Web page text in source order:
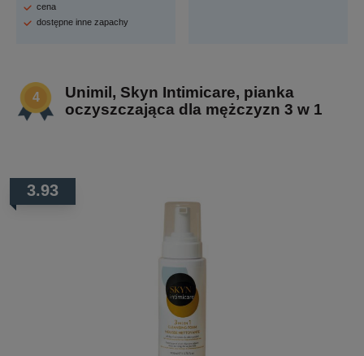
cena
dostępne inne zapachy
Unimil, Skyn Intimicare, pianka
oczyszczająca dla mężczyzn 3 w 1
3.93